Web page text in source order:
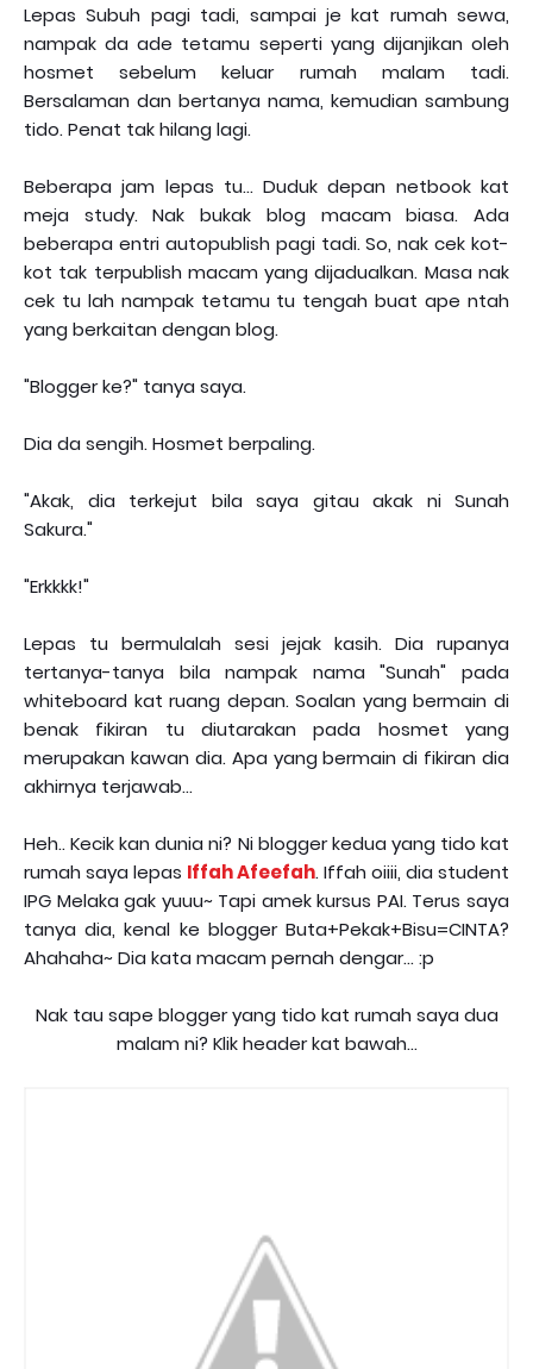
Lepas Subuh pagi tadi, sampai je kat rumah sewa,
nampak da ade tetamu seperti yang dijanjikan oleh
hosmet sebelum keluar rumah malam tadi.
Bersalaman dan bertanya nama, kemudian sambung
tido. Penat tak hilang lagi.
Beberapa jam lepas tu... Duduk depan netbook kat
meja study. Nak bukak blog macam biasa. Ada
beberapa entri autopublish pagi tadi. So, nak cek kot-
kot tak terpublish macam yang dijadualkan. Masa nak
cek tu lah nampak tetamu tu tengah buat ape ntah
yang berkaitan dengan blog.
"Blogger ke?" tanya saya.
Dia da sengih. Hosmet berpaling.
"Akak, dia terkejut bila saya gitau akak ni Sunah
Sakura."
"Erkkkk!"
Lepas tu bermulalah sesi jejak kasih. Dia rupanya
tertanya-tanya bila nampak nama "Sunah" pada
whiteboard kat ruang depan. Soalan yang bermain di
benak fikiran tu diutarakan pada hosmet yang
merupakan kawan dia. Apa yang bermain di fikiran dia
akhirnya terjawab...
Heh.. Kecik kan dunia ni? Ni blogger kedua yang tido kat
rumah saya lepas Iffah Afeefah. Iffah oiiii, dia student
IPG Melaka gak yuuu~ Tapi amek kursus PAI. Terus saya
tanya dia, kenal ke blogger Buta+Pekak+Bisu=CINTA?
Ahahaha~ Dia kata macam pernah dengar... :p
Nak tau sape blogger yang tido kat rumah saya dua
malam ni? Klik header kat bawah...